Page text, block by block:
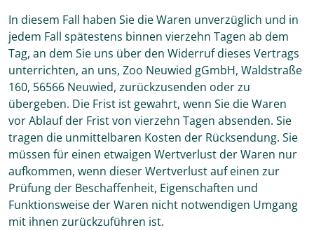
In diesem Fall haben Sie die Waren unverzüglich und in
jedem Fall spätestens binnen vierzehn Tagen ab dem
Tag, an dem Sie uns über den Widerruf dieses Vertrags
unterrichten, an uns, Zoo Neuwied gGmbH, Waldstraße
160, 56566 Neuwied, zurückzusenden oder zu
übergeben. Die Frist ist gewahrt, wenn Sie die Waren
vor Ablauf der Frist von vierzehn Tagen absenden. Sie
tragen die unmittelbaren Kosten der Rücksendung. Sie
müssen für einen etwaigen Wertverlust der Waren nur
aufkommen, wenn dieser Wertverlust auf einen zur
Prüfung der Beschaffenheit, Eigenschaften und
Funktionsweise der Waren nicht notwendigen Umgang
mit ihnen zurückzuführen ist.